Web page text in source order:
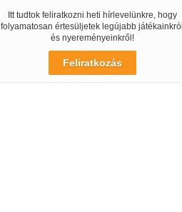
Itt tudtok feliratkozni heti hírlevelünkre, hogy
folyamatosan értesüljetek legújabb játékainkról
és nyereményeinkről!
Feliratkozás